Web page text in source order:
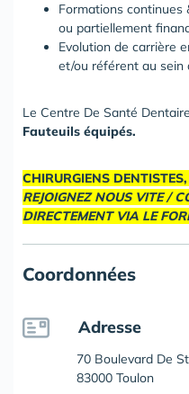
Formations continues
ou partiellement
Evolution de carrière
et/ou référent au sein
Le Centre De Santé
Fauteuils équipés.
CHIRURGIENS
REJOIGNEZ NOUS VITE /
DIRECTEMENT VIA LE
Coordonnées
Adresse
70 Boulevard De
83000 Toulon